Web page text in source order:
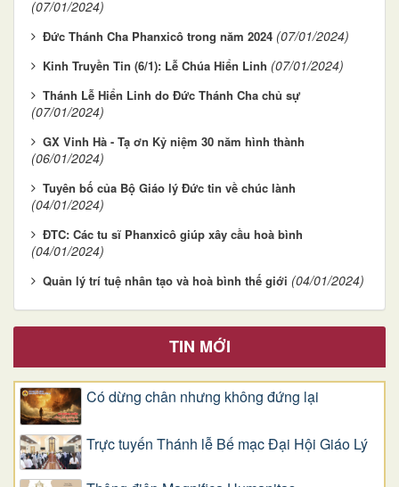
(07/01/2024)
Đức Thánh Cha Phanxicô trong năm 2024 (07/01/2024)
Kinh Truyền Tin (6/1): Lễ Chúa Hiển Linh (07/01/2024)
Thánh Lễ Hiển Linh do Đức Thánh Cha chủ sự
(07/01/2024)
GX Vinh Hà - Tạ ơn Kỷ niệm 30 năm hình thành
(06/01/2024)
Tuyên bố của Bộ Giáo lý Đức tin về chúc lành
(04/01/2024)
ĐTC: Các tu sĩ Phanxicô giúp xây cầu hoà bình
(04/01/2024)
Quản lý trí tuệ nhân tạo và hoà bình thế giới (04/01/2024)
TIN MỚI
Có dừng chân nhưng không đứng lại
Trực tuyến Thánh lễ Bế mạc Đại Hội Giáo Lý